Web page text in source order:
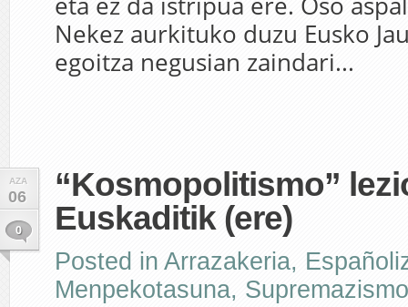
Nekez aurkituko duzu Eusko
egoitza negusian zaindari...
AZA
06
0
“Kosmopolitismo”
Euskaditik (ere)
Posted in Arrazakeria,
Menpekotasuna,